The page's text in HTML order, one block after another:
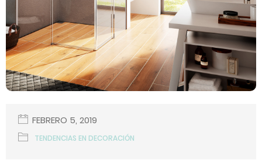
FEBRERO 5, 2019
TENDENCIAS EN DECORACIÓN